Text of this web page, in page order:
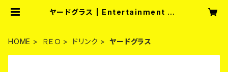
ヤードグラス | Entertainment Ba
HOME ＲＥＯ ドリンク ヤードグラス